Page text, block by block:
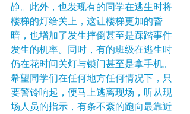
静。此外，也发现有的同学在逃生时将
楼梯的灯给关上，这让楼梯更加的昏
暗，也增加了发生摔倒甚至是踩踏事件
发生的机率。同时，有的班级在逃生时
仍在花时间关灯与锁门甚至是拿手机。
希望同学们在任何地方任何情况下，只
要警铃响起，便马上逃离现场，听从现
场人员的指示，有条不紊的跑向最靠近